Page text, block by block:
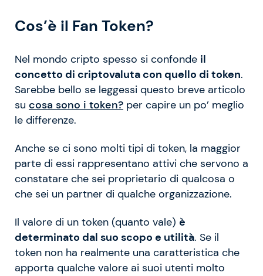
Cos’è il Fan Token?
Nel mondo cripto spesso si confonde il
concetto di criptovaluta con quello di token.
Sarebbe bello se leggessi questo breve articolo
su cosa sono i token? per capire un po’ meglio
le differenze.
Anche se ci sono molti tipi di token, la maggior
parte di essi rappresentano attivi che servono a
constatare che sei proprietario di qualcosa o
che sei un partner di qualche organizzazione.
Il valore di un token (quanto vale) è
determinato dal suo scopo e utilità. Se il
token non ha realmente una caratteristica che
apporta qualche valore ai suoi utenti molto